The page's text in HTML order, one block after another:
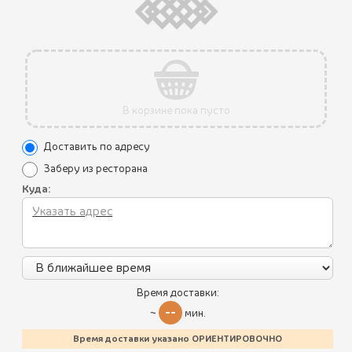
Пикник по-грузински
Батумский стрит-фуд
Вкусная грузинская кухня!
Очень нравится этот ресторан, всегда
пользуюсь доставкой. Спасибо вам!!
juliyakusheva
В корзине пока пусто
Доставить по адресу
Заберу из ресторана
Куда:
Время доставки:
~
-- мин.
Время доставки указано ОРИЕНТИРОВОЧНО